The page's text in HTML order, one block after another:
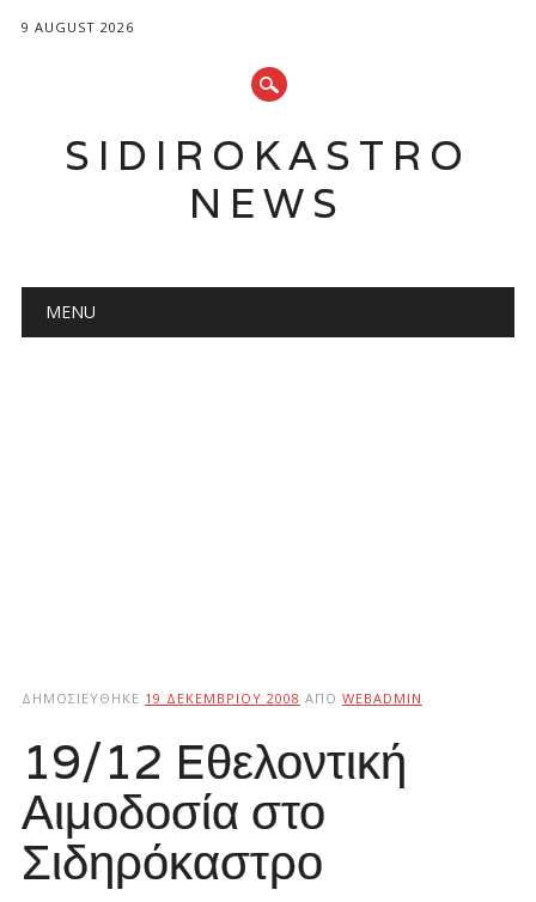
9 AUGUST 2026
SIDIROKASTRO
NEWS
Main menu
MENU
ΔΗΜΟΣΙΕΎΘΗΚΕ 19 ΔΕΚΕΜΒΡΊΟΥ 2008 ΑΠΌ WEBADMIN
19/12 Eθελοντική
Αιμοδοσία στο
Σιδηρόκαστρο